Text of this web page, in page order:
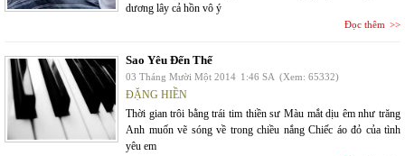
dương lây cả hồn vô ý
Đọc thêm
Sao Yêu Đến Thế
03 Tháng Mười Một 2014 1:46 SA (Xem: 65332)
ĐẶNG HIỀN
Thời gian trôi bằng trái tim thiền sư Màu mắt dịu êm như trăng
Anh muốn vẽ sóng về trong chiều nắng Chiếc áo đỏ của tình
yêu em